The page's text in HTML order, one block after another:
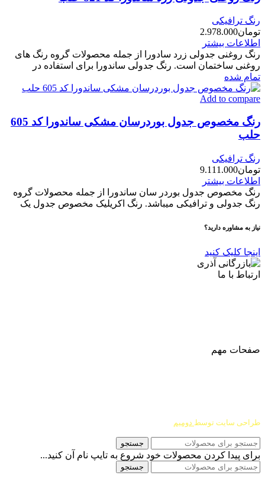
رنگ ترافیکی
تومان2.978.000
اطلاعات بیشتر
رنگ روغنی جدولی زرد سادورا از جمله محصولات گروه رنگ های
روغنی ساختمان است. رنگ جدولی ساندورا برای استفاده در
تمام شده
Add to compare
رنگ مخصوص جدول بوردرسان مشکی ساندورا کد 605
حلب
رنگ ترافیکی
تومان9.111.000
اطلاعات بیشتر
رنگ مخصوص جدول بوردر سان ساندورا از جمله محصولات گروه
رنگ جدولی و ترافیکی میباشد. رنگ اکریلیک مخصوص جدول یک
نیاز به مشاوره دارید؟
اینجا کلیک کنید
ارتباط با ما
صفحات مهم
طراحی سایت توسط دومیم
جستجو
برای پیدا کردن محصولات خود شروع به تایپ نام آن کنید...
جستجو